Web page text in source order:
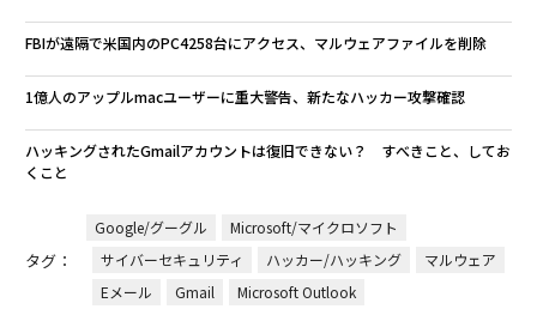
FBIが遠隔で米国内のPC4258台にアクセス、マルウェアファイルを削除
1億人のアップルmacユーザーに重大警告、新たなハッカー攻撃確認
ハッキングされたGmailアカウントは復旧できない？ すべきこと、してお
くこと
タグ：
Google/グーグル
Microsoft/マイクロソフト
サイバーセキュリティ
ハッカー/ハッキング
マルウェア
Eメール
Gmail Microsoft Outlook